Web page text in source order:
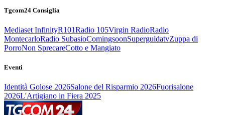
Tgcom24 Consiglia
Mediaset InfinityR101Radio 105Virgin RadioRadio
MontecarloRadio SubasioComingsoonSuperguidatvZuppa di
PorroNon SprecareCotto e Mangiato
Eventi
Identità Golose 2026Salone del Risparmio 2026Fuorisalone
2026L'Artigiano in Fiera 2025